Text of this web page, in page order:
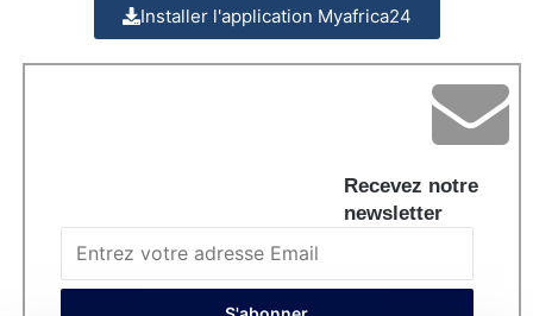
Installer l'application Myafrica24
Recevez notre
newsletter